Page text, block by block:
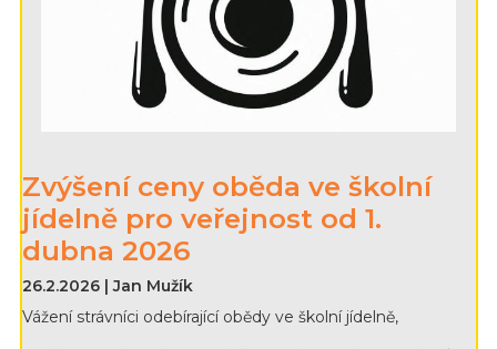
Zvýšení ceny oběda ve školní
jídelně pro veřejnost od 1.
dubna 2026
26.2.2026 | Jan Mužík
Vážení strávníci odebírající obědy ve školní jídelně,